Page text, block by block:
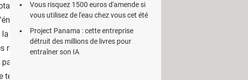
obscurs pour qui n'est pas initié.
les parents, avouons-le. Vous
nouvelle tendance auprès des ados
sociaux, au nez et à la barbe
un "143" au cours d'une
née sur TikTok — encore et
Vous risquez 1500 euros d'amende si
vous utilisez de l'eau chez vous cet été
Project Panama : cette entreprise
détruit des millions de livres pour
entraîner son IA